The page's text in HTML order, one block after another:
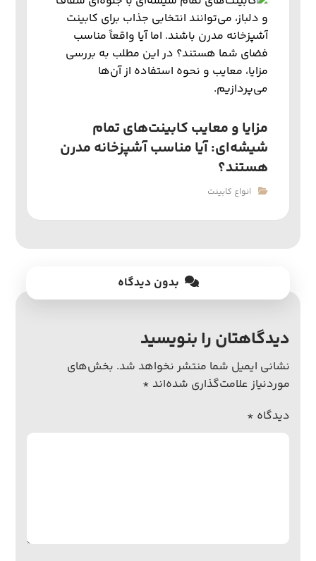
مزایا و معایب کابینت‌های تمام
شیشه‌ای: آیا مناسب آشپزخانه مدرن
هستند؟
انواع کابینت
بدون دیدگاه
دیدگاهتان را بنویسید
نشانی ایمیل شما منتشر نخواهد شد. بخش‌های
موردنیاز علامت‌گذاری شده‌اند *
دیدگاه *